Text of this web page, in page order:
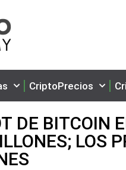
CriptoPrecios
DE BITCOIN
LOS